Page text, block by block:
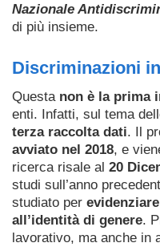
Nazionale
di più insieme.
Discriminazioni
Questa non è la prima
enti. Infatti, sul tema
terza raccolta dati. Il
avviato nel 2018, e
ricerca risale al 20
studi sull’anno
studiato per
all’identità di genere.
lavorativo, ma anche in